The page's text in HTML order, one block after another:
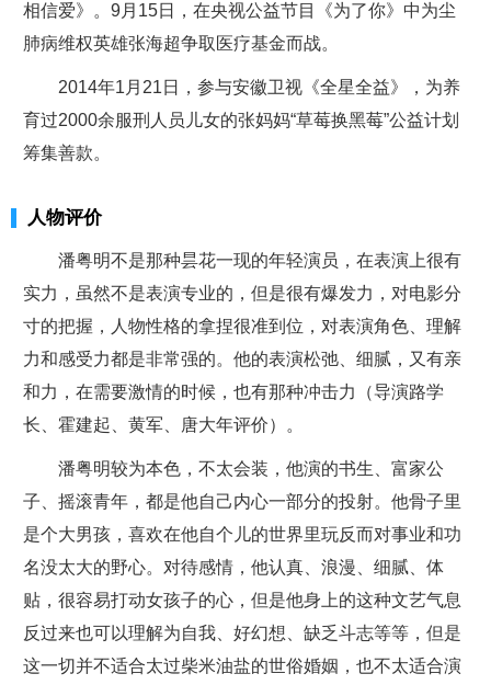
相信爱》。9月15日，在央视公益节目《为了你》中为尘
肺病维权英雄张海超争取医疗基金而战。
2014年1月21日，参与安徽卫视《全星全益》，为养
育过2000余服刑人员儿女的张妈妈“草莓换黑莓”公益计划
筹集善款。
人物评价
潘粤明不是那种昙花一现的年轻演员，在表演上很有
实力，虽然不是表演专业的，但是很有爆发力，对电影分
寸的把握，人物性格的拿捏很准到位，对表演角色、理解
力和感受力都是非常强的。他的表演松弛、细腻，又有亲
和力，在需要激情的时候，也有那种冲击力（导演路学
长、霍建起、黄军、唐大年评价）。
潘粤明较为本色，不太会装，他演的书生、富家公
子、摇滚青年，都是他自己内心一部分的投射。他骨子里
是个大男孩，喜欢在他自个儿的世界里玩反而对事业和功
名没太大的野心。对待感情，他认真、浪漫、细腻、体
贴，很容易打动女孩子的心，但是他身上的这种文艺气息
反过来也可以理解为自我、好幻想、缺乏斗志等等，但是
这一切并不适合太过柴米油盐的世俗婚姻，也不太适合演